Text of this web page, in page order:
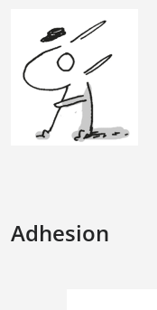
Adhesion